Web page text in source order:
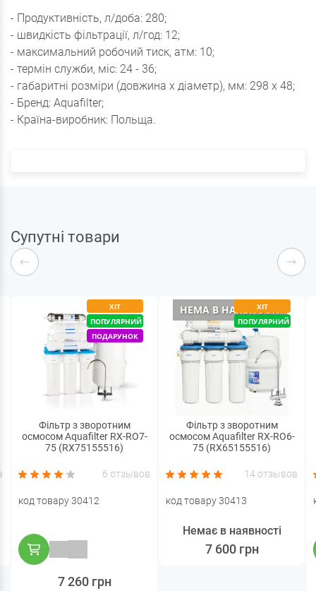
- Продуктивність, л/доба: 280;
- швидкість фільтрації, л/год: 12;
- максимальний робочий тиск, атм: 10;
- термін служби, міс: 24 - 36;
- габаритні розміри (довжина х діаметр), мм: 298 х 48;
- Бренд: Aquafilter;
- Країна-виробник: Польща.
Супутні товари
ХІТ
ПОПУЛЯРНИЙ
ПОДАРУНОК
Фільтр з зворотним
осмосом Aquafilter RX-RO7-
75 (RX75155516)
6 отзывов
код товару 30412
7 260 грн
НЕМА В НАЯВНОСТІ
ХІТ
ПОПУЛЯРНИЙ
Фільтр з зворотним
осмосом Aquafilter RX-RO6-
75 (RX65155516)
14 отзывов
код товару 30413
7 600 грн
Немає в наявності